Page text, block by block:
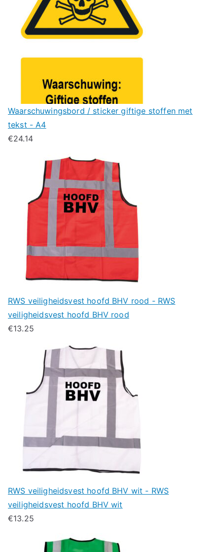
Waarschuwingsbord / sticker giftige stoffen met
tekst - A4
€24.14
RWS veiligheidsvest hoofd BHV rood - RWS
veiligheidsvest hoofd BHV rood
€13.25
RWS veiligheidsvest hoofd BHV wit - RWS
veiligheidsvest hoofd BHV wit
€13.25